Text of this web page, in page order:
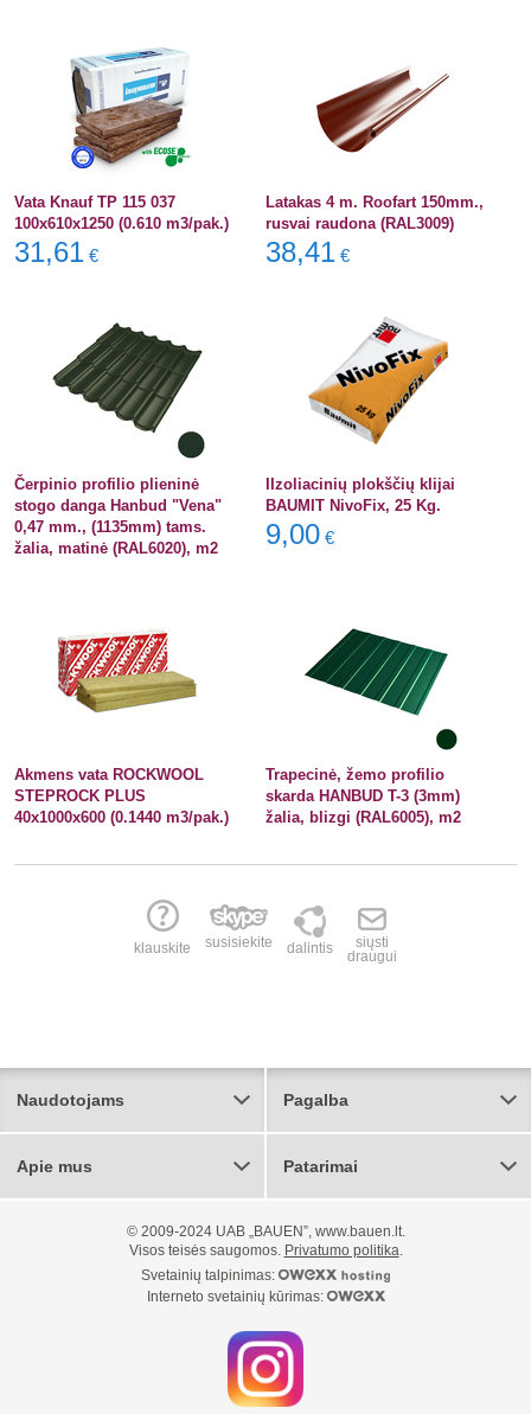
Vata Knauf TP 115 037
100x610x1250 (0.610 m3/pak.)
31,61 €
Latakas 4 m. Roofart 150mm.,
rusvai raudona (RAL3009)
38,41 €
Čerpinio profilio plieninė
stogo danga Hanbud "Vena"
0,47 mm., (1135mm) tams.
žalia, matinė (RAL6020), m2
IIzoliacinių plokščių klijai
BAUMIT NivoFix, 25 Kg.
9,00 €
Akmens vata ROCKWOOL
STEPROCK PLUS
40x1000x600 (0.1440 m3/pak.)
Trapecinė, žemo profilio
skarda HANBUD T-3 (3mm)
žalia, blizgi (RAL6005), m2
klauskite susisiekite dalintis
siųsti
draugui
Naudotojams Pagalba
Apie mus Patarimai
© 2009-2024 UAB „BAUEN”, www.bauen.lt.
Visos teisės saugomos. Privatumo politika.
Svetainių talpinimas:
Interneto svetainių kūrimas: